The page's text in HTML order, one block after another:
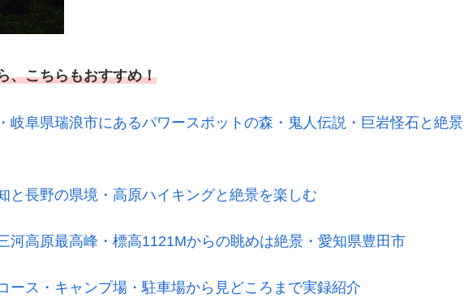
、こちらもおすすめ！
岐阜県瑞浪市にあるパワースポットの森・鬼人伝説・巨岩怪石と絶景
と長野の県境・高原ハイキングと絶景を楽しむ
河高原最高峰・標高1121Mからの眺めは絶景・愛知県豊田市
ース・キャンプ場・駐車場から見どころまで実録紹介